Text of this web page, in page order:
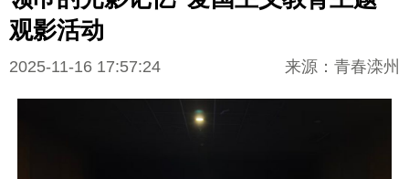
观影活动
2025-11-16 17:57:24 来源：青春滦州